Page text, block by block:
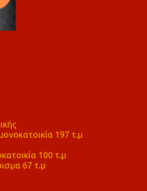
197 τ.μ
100 τ.μ
67 τ.μ